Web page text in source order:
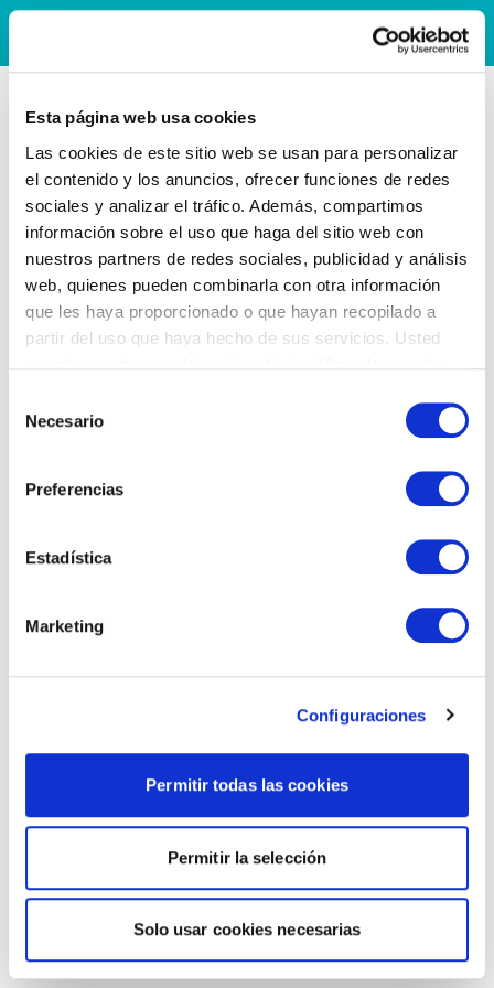
Esta página web usa cookies
Las cookies de este sitio web se usan para personalizar
el contenido y los anuncios, ofrecer funciones de redes
sociales y analizar el tráfico. Además, compartimos
información sobre el uso que haga del sitio web con
nuestros partners de redes sociales, publicidad y análisis
web, quienes pueden combinarla con otra información
que les haya proporcionado o que hayan recopilado a
partir del uso que haya hecho de sus servicios. Usted
Necesario
Preferencias
Estadística
Marketing
Configuraciones
Permitir todas las cookies
Permitir la selección
Solo usar cookies necesarias